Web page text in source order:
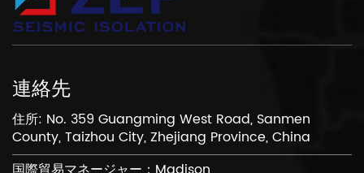
連絡先
住所: No. 359 Guangming West Road, Sanmen
County, Taizhou City, Zhejiang Province, China